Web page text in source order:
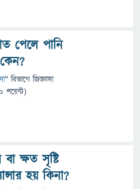
পেলে পানি
" বিভাগে জিজ্ঞাসা
পয়েন্ট)
ক্ষত সৃষ্টি
হয় কিনা?